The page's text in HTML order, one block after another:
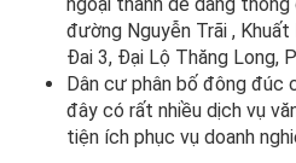
đường Nguyễn Trãi ,
Đai 3, Đại Lộ Thăng Long,
Dân cư phân bố đông đúc
đây có rất nhiều dịch vụ
tiện ích phục vụ doanh